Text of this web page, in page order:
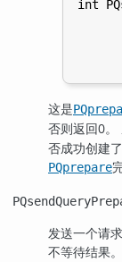
int
这是
否则返回0。
否成功创建
PQprepare
发送一个请
不等待结果。